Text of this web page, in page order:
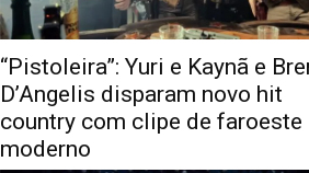
“Pistoleira”: Yuri e Kaynã e
D’Angelis disparam novo hit
country com clipe de faroeste
moderno